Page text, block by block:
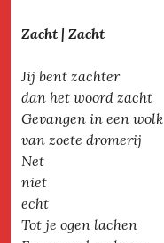
Zacht | Zacht
Jij bent zachter
dan het woord zacht
Gevangen in een wolk
van zoete dromerij
Net
niet
echt
Tot je ogen lachen